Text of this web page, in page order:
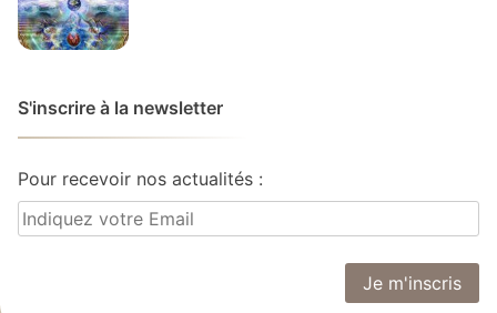
S'inscrire à la newsletter
Pour recevoir nos actualités :